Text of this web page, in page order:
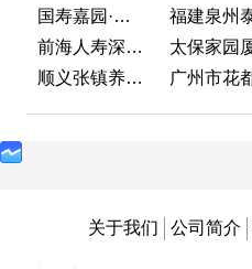
国寿嘉园·成都乐境
前海人寿深圳幸福之家
顺义张镇养老照料中心
关于我们 公司简介